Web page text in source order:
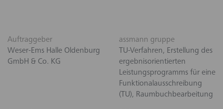
Auftraggeber
Weser-Ems Halle Oldenburg
GmbH & Co. KG
assmann gruppe
TU-Verfahren, Erstellung des
ergebnisorientierten
Leistungsprogramms für eine
Funktionalausschreibung
(TU), Raumbuchbearbeitung